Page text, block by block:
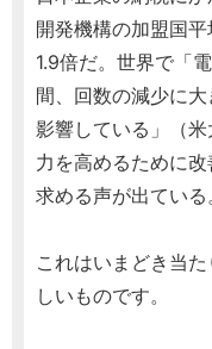
開発機構の加盟国平
1.9倍だ。世界で「
間、回数の減少に大
影響している」（米
力を高めるために改
求める声が出ている
これはいまどき当
しいものです。